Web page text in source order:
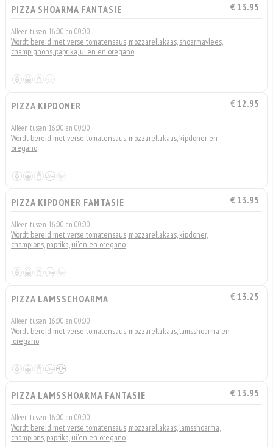
PIZZA SHOARMA FANTASIE € 13.95
Alleen tussen 16:00 en 00:00
Wordt bereid met verse tomatensaus, mozzarellakaas, shoarmavlees,
champignons, paprika, ui'en en oregano
PIZZA KIPDONER € 12.95
Alleen tussen 16:00 en 00:00
Wordt bereid met verse tomatensaus, mozzarellakaas, kipdoner en
oregano
PIZZA KIPDONER FANTASIE € 13.95
Alleen tussen 16:00 en 00:00
Wordt bereid met verse tomatensaus, mozzarellakaas, kipdoner,
champions, paprika, ui'en en oregano
PIZZA LAMSSCHOARMA € 13.25
Alleen tussen 16:00 en 00:00
Wordt bereid met verse tomatensaus, mozzarellakaas, lamsshoarma en
oregano
PIZZA LAMSSHOARMA FANTASIE € 13.95
Alleen tussen 16:00 en 00:00
Wordt bereid met verse tomatensaus, mozzarellakaas, lamsshoarma,
champions, paprika, ui'en en oregano